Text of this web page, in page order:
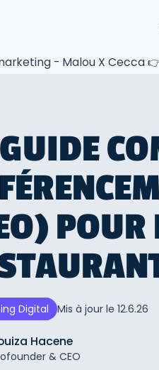
- Malou X Cecca
POUR
Digital Mis à jour le12.6.26
Hacene
& CEO